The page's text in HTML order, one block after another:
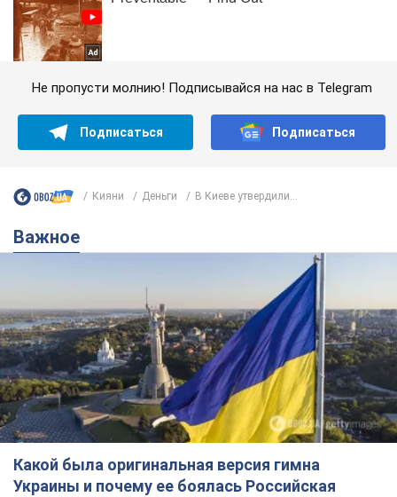
Не пропусти молнию! Подписывайся на нас в Telegram
Подписаться Подписаться
Кияни Деньги В Киеве утвердили...
Важное
Какой была оригинальная версия гимна
Украины и почему ее боялась Российская